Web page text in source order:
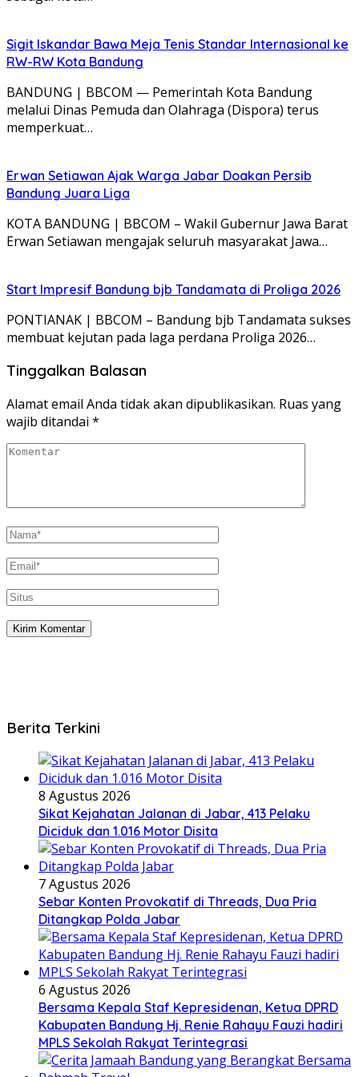
Sigit Iskandar Bawa Meja Tenis Standar Internasional ke
RW-RW Kota Bandung
BANDUNG | BBCOM — Pemerintah Kota Bandung
melalui Dinas Pemuda dan Olahraga (Dispora) terus
memperkuat…
Erwan Setiawan Ajak Warga Jabar Doakan Persib
Bandung Juara Liga
KOTA BANDUNG | BBCOM – Wakil Gubernur Jawa Barat
Erwan Setiawan mengajak seluruh masyarakat Jawa…
Start Impresif Bandung bjb Tandamata di Proliga 2026
PONTIANAK | BBCOM – Bandung bjb Tandamata sukses
membuat kejutan pada laga perdana Proliga 2026…
Tinggalkan Balasan
Alamat email Anda tidak akan dipublikasikan. Ruas yang
wajib ditandai *
Berita Terkini
8 Agustus 2026
Sikat Kejahatan Jalanan di Jabar, 413 Pelaku
Diciduk dan 1.016 Motor Disita
7 Agustus 2026
Sebar Konten Provokatif di Threads, Dua Pria
Ditangkap Polda Jabar
6 Agustus 2026
Bersama Kepala Staf Kepresidenan, Ketua DPRD
Kabupaten Bandung Hj. Renie Rahayu Fauzi hadiri
MPLS Sekolah Rakyat Terintegrasi